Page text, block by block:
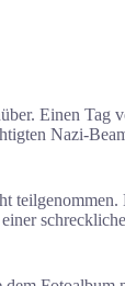
Einen
Nazi-